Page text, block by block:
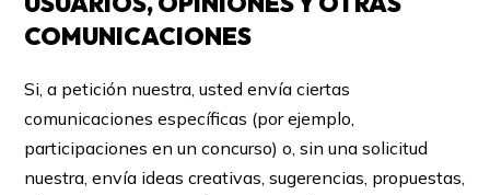
COMUNICACIONES
Si, a petición nuestra, usted envía ciertas
comunicaciones específicas (por ejemplo,
participaciones en un concurso) o, sin una solicitud
nuestra, envía ideas creativas, sugerencias, propuestas,